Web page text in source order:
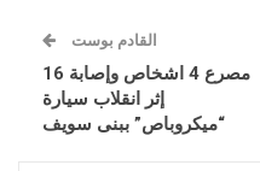
القادم بوست
مصرع 4 اشخاص وإصابة 16
إثر انقلاب سيارة
“ميكروباص” ببنى سويف